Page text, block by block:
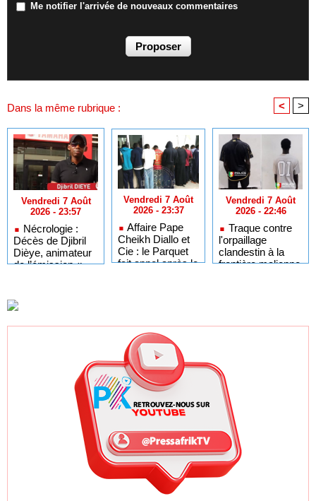
Me notifier l'arrivée de nouveaux commentaires
Dans la même rubrique : < >
Vendredi 7 Août
2026 - 23:57
Nécrologie :
Décès de Djibril
Dièye, animateur
de l’émission «
Vendredi 7 Août
2026 - 23:37
Affaire Pape
Cheikh Diallo et
Cie : le Parquet
fait appel après le
Vendredi 7 Août
2026 - 22:46
Traque contre
l'orpaillage
clandestin à la
frontière malienne